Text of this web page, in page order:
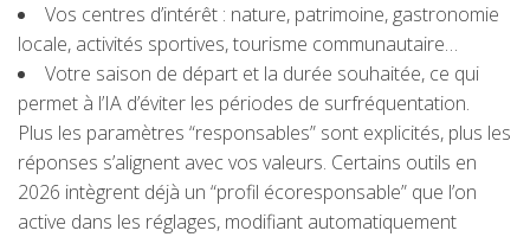
Vos centres d’intérêt : nature, patrimoine, gastronomie
locale, activités sportives, tourisme communautaire…
Votre saison de départ et la durée souhaitée, ce qui
permet à l’IA d’éviter les périodes de surfréquentation.
Plus les paramètres “responsables” sont explicités, plus les
réponses s’alignent avec vos valeurs. Certains outils en
2026 intègrent déjà un “profil écoresponsable” que l’on
active dans les réglages, modifiant automatiquement